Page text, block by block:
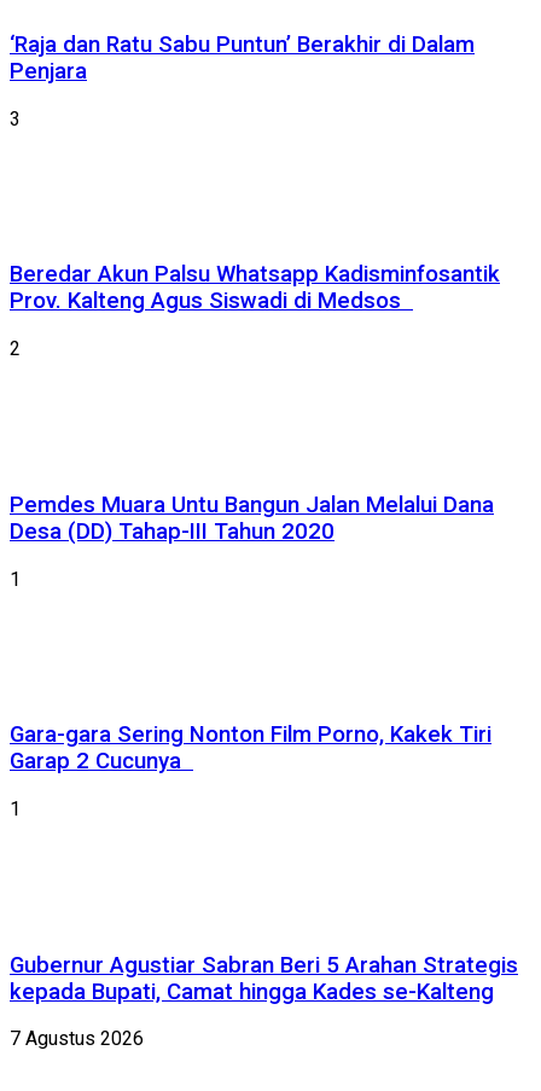
‘Raja dan Ratu Sabu Puntun’ Berakhir di Dalam
Penjara
3
Beredar Akun Palsu Whatsapp Kadisminfosantik
Prov. Kalteng Agus Siswadi di Medsos
2
Pemdes Muara Untu Bangun Jalan Melalui Dana
Desa (DD) Tahap-III Tahun 2020
1
Gara-gara Sering Nonton Film Porno, Kakek Tiri
Garap 2 Cucunya
1
Gubernur Agustiar Sabran Beri 5 Arahan Strategis
kepada Bupati, Camat hingga Kades se-Kalteng
7 Agustus 2026